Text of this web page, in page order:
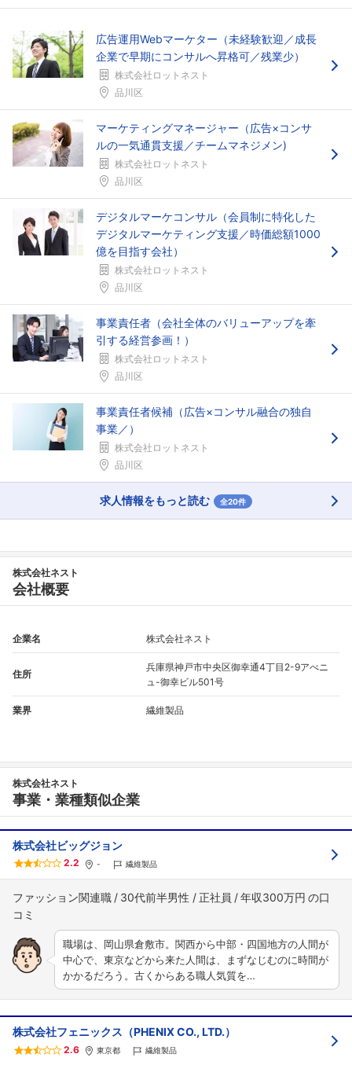
フォローしました
こちらの企業もフォローしませんか？
広告運用Webマーケター（未経験歓迎／成長
企業で早期にコンサルへ昇格可／残業少）
株式会社ロットネスト
品川区
マーケティングマネージャー（広告×コンサ
ルの一気通貫支援／チームマネジメン)
株式会社ロットネスト
品川区
デジタルマーケコンサル（会員制に特化した
デジタルマーケティング支援／時価総額1000
億を目指す会社）
株式会社ロットネスト
品川区
事業責任者（会社全体のバリューアップを牽
引する経営参画！）
株式会社ロットネスト
品川区
事業責任者候補（広告×コンサル融合の独自
事業／）
株式会社ロットネスト
品川区
求人情報をもっと読む 全20件
株式会社ネスト
会社概要
企業名 株式会社ネスト
住所
兵庫県神戸市中央区御幸通4丁目2-9アべニ
ュ-御幸ビル501号
業界 繊維製品
株式会社ネスト
事業・業種類似企業
株式会社ビッグジョン
2.2 - 繊維製品
ファッション関連職 30代前半男性 正社員 年収300万円
職場は、岡山県倉敷市。関西から中部・四国地方の人間が
中心で、東京などから来た人間は、まずなじむのに時間が
かかるだろう。古くからある職人気質を…
株式会社フェニックス（PHENIX CO., LTD.）
2.6 東京都 繊維製品